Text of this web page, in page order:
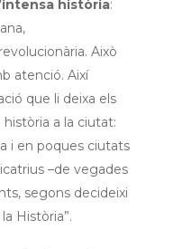
història:
Això
atenció. Així
que li deixa els
a la ciutat:
i en poques ciutats
–de vegades
segons decideixi
Història”.